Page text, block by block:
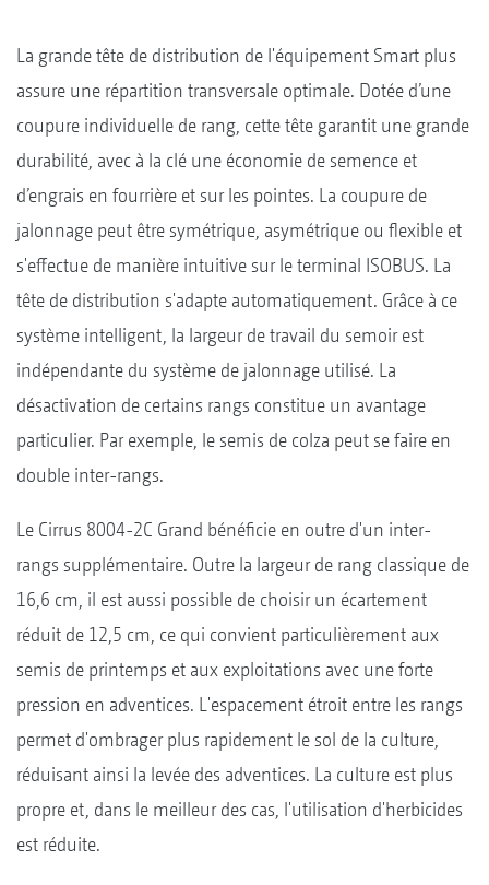
La grande tête de distribution de l'équipement Smart plus
assure une répartition transversale optimale. Dotée d’une
coupure individuelle de rang, cette tête garantit une grande
durabilité, avec à la clé une économie de semence et
d’engrais en fourrière et sur les pointes. La coupure de
jalonnage peut être symétrique, asymétrique ou flexible et
s'effectue de manière intuitive sur le terminal ISOBUS. La
tête de distribution s'adapte automatiquement. Grâce à ce
système intelligent, la largeur de travail du semoir est
indépendante du système de jalonnage utilisé. La
désactivation de certains rangs constitue un avantage
particulier. Par exemple, le semis de colza peut se faire en
double inter-rangs.
Le Cirrus 8004-2C Grand bénéficie en outre d'un inter-
rangs supplémentaire. Outre la largeur de rang classique de
16,6 cm, il est aussi possible de choisir un écartement
réduit de 12,5 cm, ce qui convient particulièrement aux
semis de printemps et aux exploitations avec une forte
pression en adventices. L'espacement étroit entre les rangs
permet d'ombrager plus rapidement le sol de la culture,
réduisant ainsi la levée des adventices. La culture est plus
propre et, dans le meilleur des cas, l'utilisation d'herbicides
est réduite.